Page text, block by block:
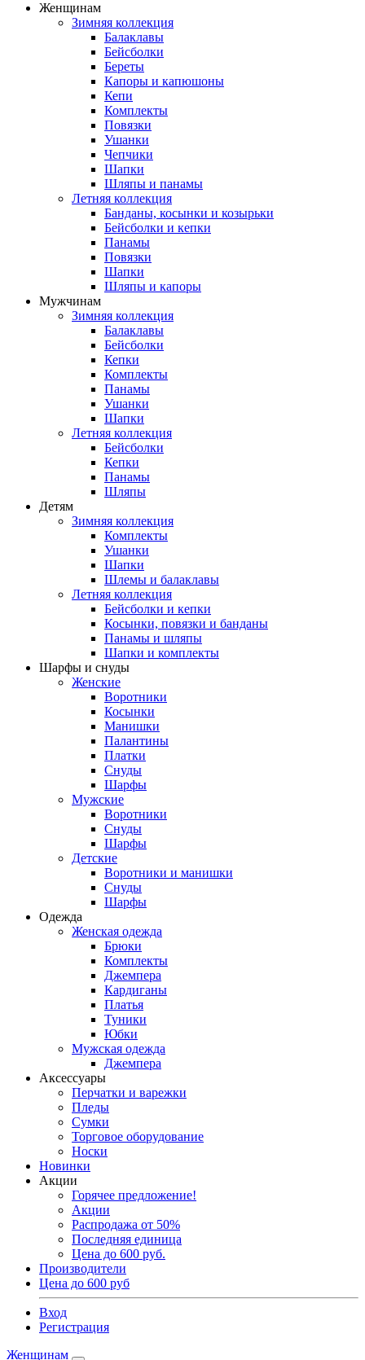
Женщинам
Зимняя коллекция
Балаклавы
Бейсболки
Береты
Капоры и капюшоны
Кепи
Комплекты
Повязки
Ушанки
Чепчики
Шапки
Шляпы и панамы
Летняя коллекция
Банданы, косынки и козырьки
Бейсболки и кепки
Панамы
Повязки
Шапки
Шляпы и капоры
Мужчинам
Зимняя коллекция
Балаклавы
Бейсболки
Кепки
Комплекты
Панамы
Ушанки
Шапки
Летняя коллекция
Бейсболки
Кепки
Панамы
Шляпы
Детям
Зимняя коллекция
Комплекты
Ушанки
Шапки
Шлемы и балаклавы
Летняя коллекция
Бейсболки и кепки
Косынки, повязки и банданы
Панамы и шляпы
Шапки и комплекты
Шарфы и снуды
Женские
Воротники
Косынки
Манишки
Палантины
Платки
Снуды
Шарфы
Мужские
Воротники
Снуды
Шарфы
Детские
Воротники и манишки
Снуды
Шарфы
Одежда
Женская одежда
Брюки
Комплекты
Джемпера
Кардиганы
Платья
Туники
Юбки
Мужская одежда
Джемпера
Аксессуары
Перчатки и варежки
Пледы
Сумки
Торговое оборудование
Носки
Новинки
Акции
Горячее предложение!
Акции
Распродажа от 50%
Последняя единица
Цена до 600 руб.
Производители
Цена до 600 руб
Вход
Регистрация
Женщинам